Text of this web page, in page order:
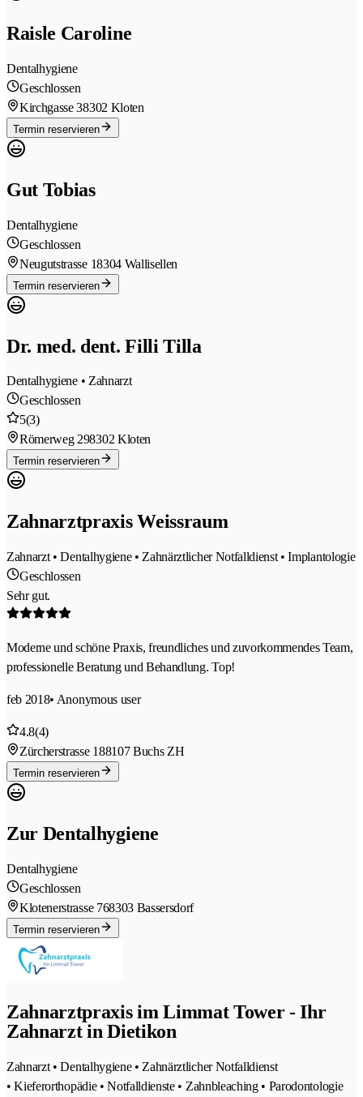
Raisle Caroline
Dentalhygiene
Geschlossen
Kirchgasse 38302 Kloten
Termin reservieren
Gut Tobias
Dentalhygiene
Geschlossen
Neugutstrasse 18304 Wallisellen
Termin reservieren
Dr. med. dent. Filli Tilla
Dentalhygiene • Zahnarzt
Geschlossen
5(3)
Römerweg 298302 Kloten
Termin reservieren
Zahnarztpraxis Weissraum
Zahnarzt • Dentalhygiene • Zahnärztlicher Notfalldienst • Implantologie
Geschlossen
Sehr gut.
Moderne und schöne Praxis, freundliches und zuvorkommendes Team,
professionelle Beratung und Behandlung. Top!
feb 2018• Anonymous user
4.8(4)
Zürcherstrasse 188107 Buchs ZH
Termin reservieren
Zur Dentalhygiene
Dentalhygiene
Geschlossen
Klotenerstrasse 768303 Bassersdorf
Termin reservieren
Zahnarztpraxis im Limmat Tower - Ihr
Zahnarzt in Dietikon
Zahnarzt • Dentalhygiene • Zahnärztlicher Notfalldienst
• Kieferorthopädie • Notfalldienste • Zahnbleaching • Parodontologie